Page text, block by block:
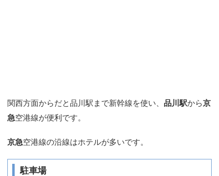
関西方面からだと品川駅まで新幹線を使い、 品川駅から京
急空港線が便利です。
京急空港線の沿線はホテルが多いです。
駐車場